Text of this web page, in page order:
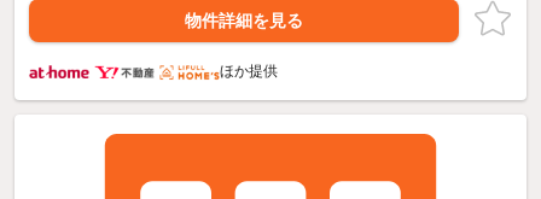
物件詳細を見る
ほか提供